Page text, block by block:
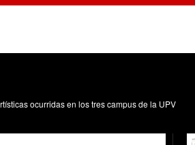
ocurridas en los tres campus de la UPV